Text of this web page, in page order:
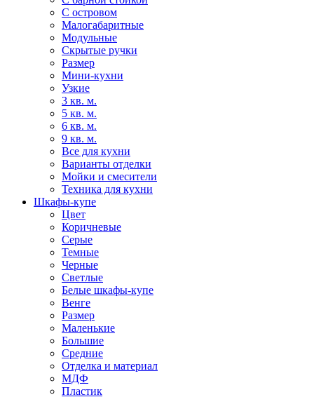
С островом
Малогабаритные
Модульные
Скрытые ручки
Размер
Мини-кухни
Узкие
3 кв. м.
5 кв. м.
6 кв. м.
9 кв. м.
Все для кухни
Варианты отделки
Мойки и смесители
Техника для кухни
Шкафы-купе
Цвет
Коричневые
Серые
Темные
Черные
Светлые
Белые шкафы-купе
Венге
Размер
Маленькие
Большие
Средние
Отделка и материал
МДФ
Пластик